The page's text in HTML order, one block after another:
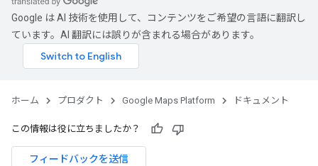
Google は AI 技術を使用して、コンテンツをご希望の言語に翻訳し
ています。AI 翻訳には誤りが含まれる場合があります。
ホーム プロダクト Google Maps Platform ドキュメント
この情報は役に立ちましたか？
フィードバックを送信